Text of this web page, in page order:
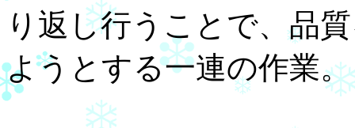
り返し行うことで、品
ようとする一連の作業。